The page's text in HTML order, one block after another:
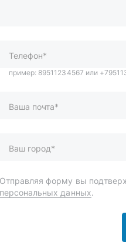
Доставка и оплата